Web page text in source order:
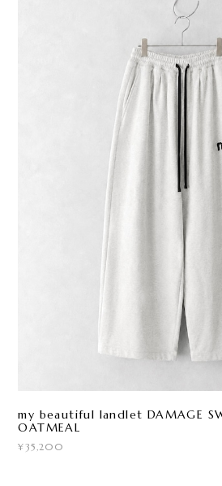
my beautiful landlet DAMAGE
OATMEAL
¥35,200